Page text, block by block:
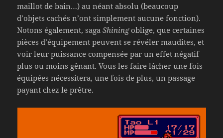
maillot de bain…) au néant absolu (beaucoup
d’objets cachés n’ont simplement aucune fonction).
Notons également, sagaShiningoblige, que certaines
pièces d’équipement peuvent se révéler maudites, et
voir leur puissance compensée par un effet négatif
plus ou moins gênant. Vous les faire lâcher une fois
équipées nécessitera, une fois de plus, un passage
payant chez le prêtre.